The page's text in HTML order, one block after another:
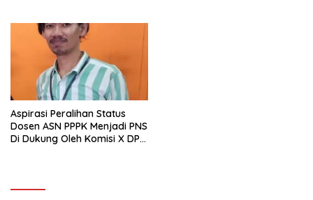
Aspirasi Peralihan Status
Dosen ASN PPPK Menjadi PNS
Di Dukung Oleh Komisi X DPR